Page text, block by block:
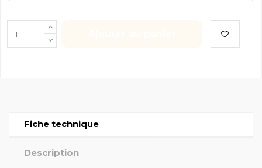
Fiche technique
Description